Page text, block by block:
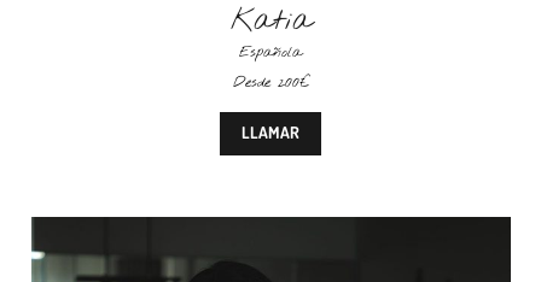
Katia
Española
Desde 200€
LLAMAR